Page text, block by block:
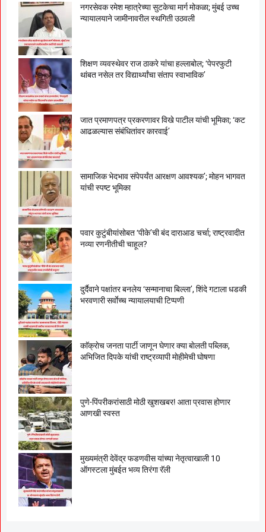
नगरसेवक रमेश म्हात्रेच्या सुटकेचा मार्ग मोकळा; मुंबई उच्च
न्यायालयाने जामीनावरील स्थगिती उठवली
शिक्षण व्यवस्थेवर राज ठाकरे यांचा हल्लाबोल; ‘पेपरफुटी
थांबत नसेल तर विद्यार्थ्यांचा संताप स्वाभाविक’
जात प्रमाणपत्र प्रकरणावर विखे पाटील यांची भूमिका; ‘कट
आढळल्यास संबंधितांवर कारवाई’
सामाजिक भेदभाव संपेपर्यंत आरक्षण आवश्यक’; मोहन भागवत
यांची स्पष्ट भूमिका
पवार कुटुंबीयांसोबत ‘पीके’ची बंद दाराआड चर्चा; राष्ट्रवादीत
नव्या रणनीतीची चाहूल?
दुर्दैवाने पक्षांतर बनलेय ‘सन्मानाचा बिल्ला’, शिंदे गटाला धडकी
भरवणारी सर्वाेच्च न्यायालयाची टिप्पणी
काॅक्राेच जनता पार्टी जाणून घेणार क्या बाेलती पब्लिक,
अभिजित दिपके यांची राष्ट्रव्यापी माेहीमेची घाेषणा
पुणे-पिंपरीकरांसाठी मोठी खुशखबर! आता प्रवास होणार
आणखी स्वस्त
मुख्यमंत्री देवेंद्र फडणवीस यांच्या नेतृत्वाखाली 10
ऑगस्टला मुंबईत भव्य तिरंगा रॅली